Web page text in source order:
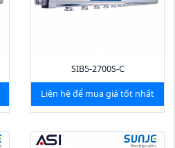
SIB5-2700S-C
Liên hệ để mua giá tốt nhất